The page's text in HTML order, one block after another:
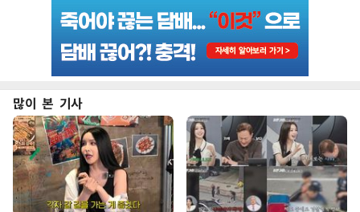
많이 본 기사